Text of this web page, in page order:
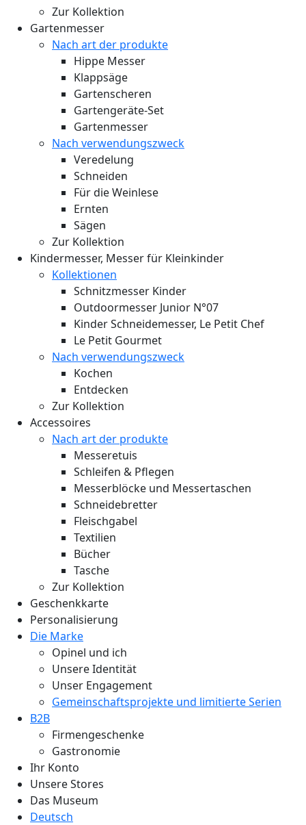
Zur Kollektion
Gartenmesser
Nach art der produkte
Hippe Messer
Klappsäge
Gartenscheren
Gartengeräte-Set
Gartenmesser
Nach verwendungszweck
Veredelung
Schneiden
Für die Weinlese
Ernten
Sägen
Zur Kollektion
Kindermesser, Messer für Kleinkinder
Kollektionen
Schnitzmesser Kinder
Outdoormesser Junior N°07
Kinder Schneidemesser, Le Petit Chef
Le Petit Gourmet
Nach verwendungszweck
Kochen
Entdecken
Zur Kollektion
Accessoires
Nach art der produkte
Messeretuis
Schleifen & Pflegen
Messerblöcke und Messertaschen
Schneidebretter
Fleischgabel
Textilien
Bücher
Tasche
Zur Kollektion
Geschenkkarte
Personalisierung
Die Marke
Opinel und ich
Unsere Identität
Unser Engagement
Gemeinschaftsprojekte und limitierte Serien
B2B
Firmengeschenke
Gastronomie
Ihr Konto
Unsere Stores
Das Museum
Deutsch